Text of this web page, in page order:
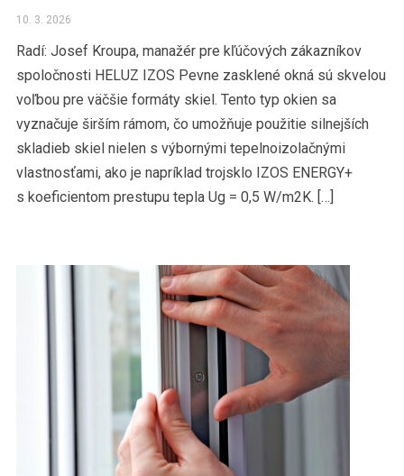
10. 3. 2026
Radí: Josef Kroupa, manažér pre kľúčových zákazníkov
spoločnosti HELUZ IZOS Pevne zasklené okná sú skvelou
voľbou pre väčšie formáty skiel. Tento typ okien sa
vyznačuje širším rámom, čo umožňuje použitie silnejších
skladieb skiel nielen s výbornými tepelnoizolačnými
vlastnosťami, ako je napríklad trojsklo IZOS ENERGY+
s koeficientom prestupu tepla Ug = 0,5 W/m2K. […]